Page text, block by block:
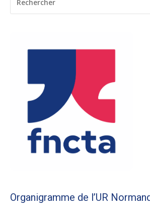
POUR
:
Organigramme de l’UR